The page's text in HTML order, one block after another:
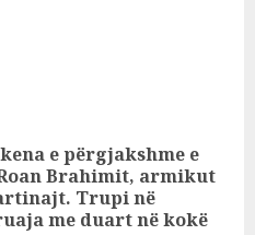
e përgjakshme e
Brahimit, armikut
Trupi në
me duart në kokë